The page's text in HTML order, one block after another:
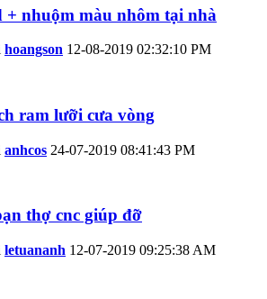
+ nhuộm màu nhôm tại nhà
hoangson 12-08-2019 02:32:10 PM
ram lưỡi cưa vòng
anhcos 24-07-2019 08:41:43 PM
thợ cnc giúp đỡ
letuananh 12-07-2019 09:25:38 AM